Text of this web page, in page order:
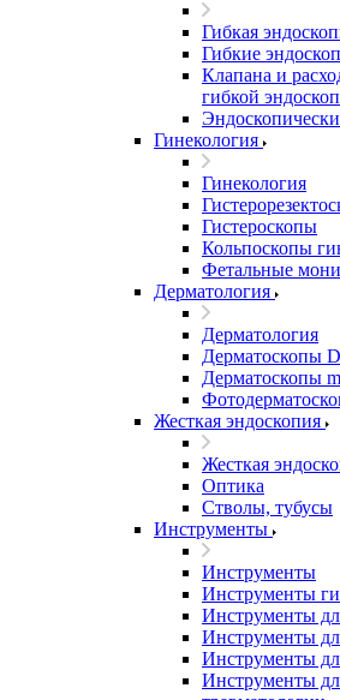
Гибкая
Гибкие
Клапана и
гибкой
Гинекология
Гинекология
Гистероскопы
Кольпоскопы
Фетальные
Дерматология
Дерматология
Дерматоскопы
Дерматоскопы
Жесткая эндоскопия
Жесткая
Оптика
Стволы, тубусы
Инструменты
Инструменты
Инструменты
Инструменты
Инструменты
Инструменты
Инструменты